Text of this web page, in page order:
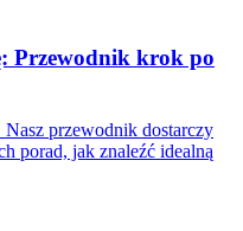
Przewodnik krok po
przewodnik dostarczy
porad, jak znaleźć idealną